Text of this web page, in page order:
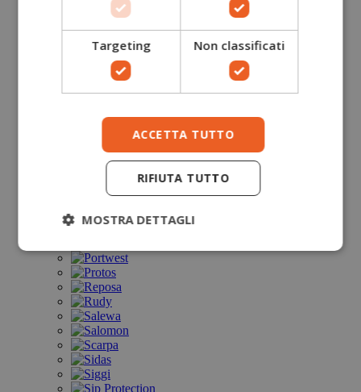
Targeting Non classificati
ACCETTA TUTTO
RIFIUTA TUTTO
MOSTRA DETTAGLI